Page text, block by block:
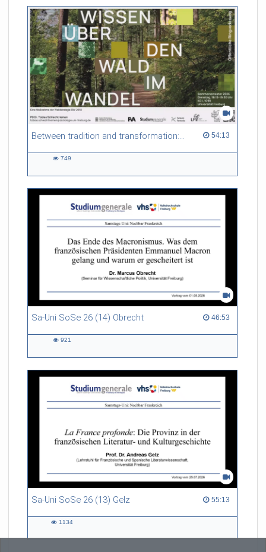
Between tradition and transformation: how owners, advisers and institutions co-create knowledge for resilient forests in Europe 54:13
54:13 duration
749
Sa-Uni SoSe 26 (14) Obrecht 46:53
46:53 duration
921
Sa-Uni SoSe 26 (13) Gelz 55:13
55:13 duration
1134